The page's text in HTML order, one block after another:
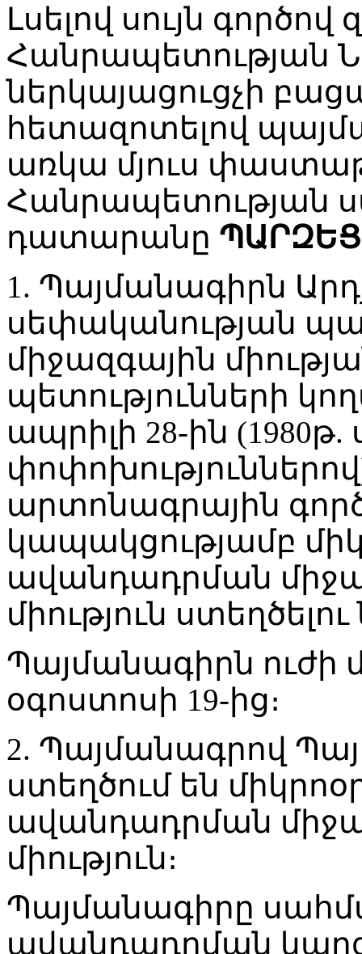
Լսելով սույն
Հանրապետության
ներկայացուցչի
հետազոտելով
առկա մյուս
Հանրապետության
դատարանը ՊԱՐԶԵՑ
1. Պայմանագիրն
սեփականության
միջազգային
պետությունների
ապրիլի 28-ին
արտոնագրային
կապակցությամբ
ավանդադրման
միություն
Պայմանագիրն ուժի
օգոստոսի 19-ից։
2. Պայմանագրով
ստեղծում են
ավանդադրման
միություն։
Պայմանագիրը
ավանդադրման